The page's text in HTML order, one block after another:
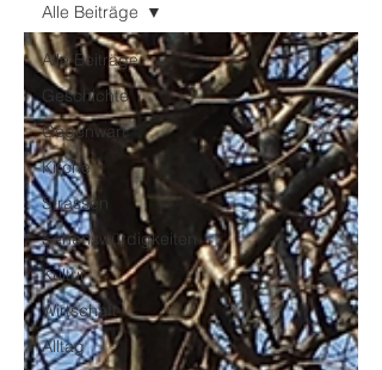
Alle Beiträge
Geschichte
Gegenwart
Kirche
Strassen
Sehenswürdigkeiten
Kultur
Wirtschaft
Alltag
Alle Beiträge